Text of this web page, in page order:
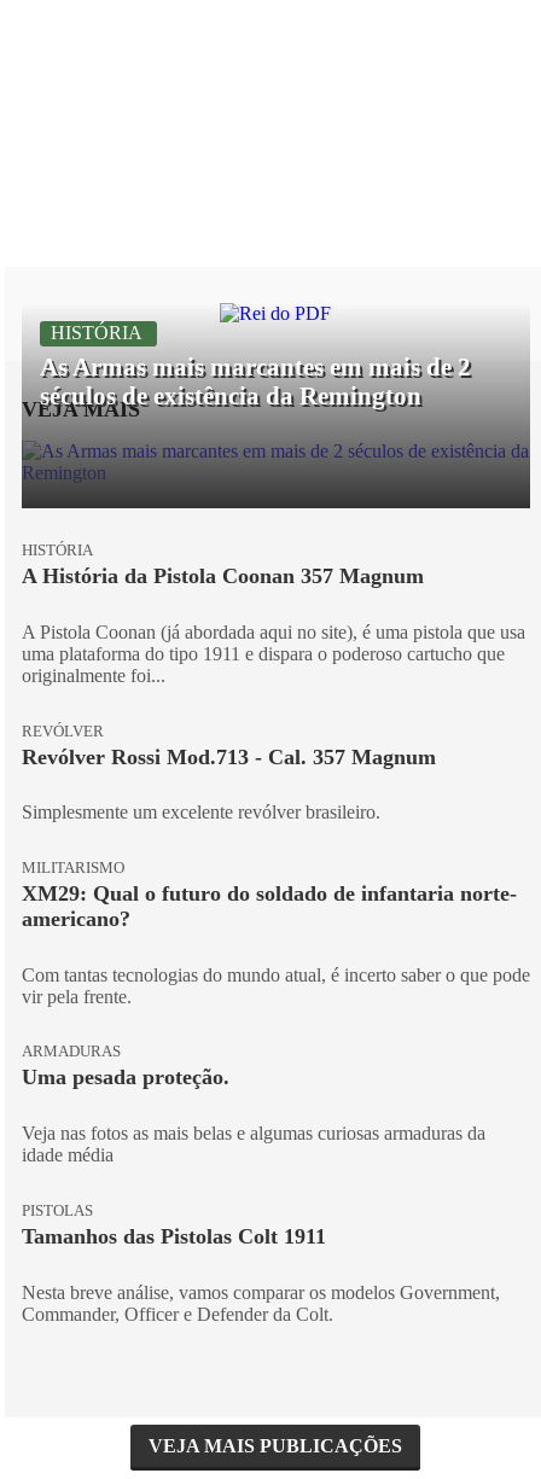
VEJA MAIS
HISTÓRIA
As Armas mais marcantes em mais de 2
séculos de existência da Remington
HISTÓRIA
A História da Pistola Coonan 357 Magnum
A Pistola Coonan (já abordada aqui no site), é uma pistola que usa
uma plataforma do tipo 1911 e dispara o poderoso cartucho que
originalmente foi...
REVÓLVER
Revólver Rossi Mod.713 - Cal. 357 Magnum
Simplesmente um excelente revólver brasileiro.
MILITARISMO
XM29: Qual o futuro do soldado de infantaria norte-
americano?
Com tantas tecnologias do mundo atual, é incerto saber o que pode
vir pela frente.
ARMADURAS
Uma pesada proteção.
Veja nas fotos as mais belas e algumas curiosas armaduras da
idade média
PISTOLAS
Tamanhos das Pistolas Colt 1911
Nesta breve análise, vamos comparar os modelos Government,
Commander, Officer e Defender da Colt.
VEJA MAIS PUBLICAÇÕES